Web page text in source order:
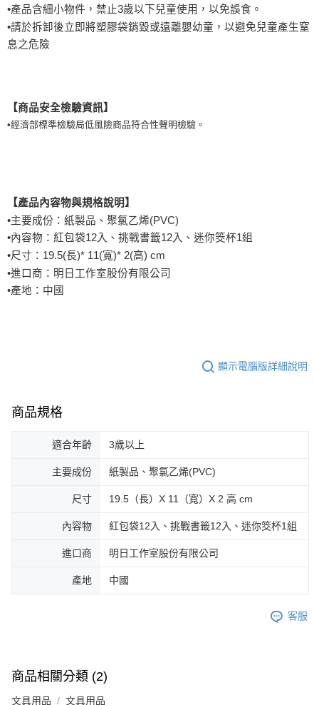
•產品含細小物件，禁止3歲以下兒童使用，以免誤食。
•請於拆卸後立即將塑膠袋銷毀或遠離嬰幼童，以避免兒童產生窒
息之危險
【商品安全檢驗資訊】
•經濟部標準檢驗局低風險商品符合性聲明檢驗。
【產品內容物與規格說明】
•主要成份：紙製品、聚氯乙烯(PVC)
•內容物：紅包袋12入、挑戰書籤12入、迷你筊杯1組
•尺寸：19.5(長)* 11(寬)* 2(高) cm
•進口商：明日工作室股份有限公司
•產地：中國
顯示電腦版詳細說明
商品規格
適合年齡 3歲以上
主要成份 紙製品、聚氯乙烯(PVC)
尺寸 19.5（長）X 11（寬）X 2 高 cm
內容物 紅包袋12入、挑戰書籤12入、迷你筊杯1組
進口商 明日工作室股份有限公司
產地 中國
客服
商品相關分類 (2)
文具用品 文具用品